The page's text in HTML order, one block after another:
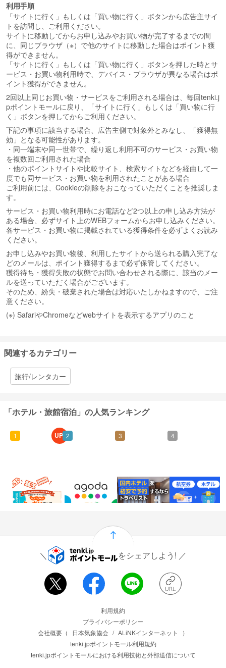
利用手順
「サイトに行く」もしくは「買い物に行く」ボタンから広告主サイ
トを訪問し、ご利用ください。
サイトに移動してからお申し込みやお買い物が完了するまでの間
に、同じブラウザ（※）で他のサイトに移動した場合はポイント獲
得ができません。
「サイトに行く」もしくは「買い物に行く」ボタンを押した時とサ
ービス・お買い物利用時で、デバイス・ブラウザが異なる場合はポ
イント獲得ができません。
2回以上同じお買い物・サービスをご利用される場合は、毎回tenki.j
pポイントモールに戻り、「サイトに行く」もしくは「買い物に行
く」ボタンを押してからご利用ください。
下記の事項に該当する場合、広告主側で対象外とみなし、「獲得無
効」となる可能性があります。
・同一端末や同一世帯で、繰り返し利用不可のサービス・お買い物
を複数回ご利用された場合
・他のポイントサイトや比較サイト、検索サイトなどを経由して一
度でも同サービス・お買い物を利用されたことがある場合
ご利用前には、Cookieの削除をおこなっていただくことを推奨しま
す。
サービス・お買い物利用時にお電話など2つ以上の申し込み方法が
ある場合、必ずサイト上のWEBフォームからお申し込みください。
各サービス・お買い物に掲載されている獲得条件を必ずよくお読み
ください。
お申し込みやお買い物後、利用したサイトから送られる購入完了な
どのメールは、ポイント獲得するまで必ず保管してください。
獲得待ち・獲得失敗の状態でお問い合わせされる際に、該当のメー
ルを送っていただく場合がございます。
そのため、紛失・破棄された場合は対応いたしかねますので、ご注
意ください。
(※) SafariやChromeなどwebサイトを表示するアプリのこと
関連するカテゴリー
旅行/レンタカー
「ホテル・旅館宿泊」の人気ランキング
UP!
1
0.6%還元
通常：0.5%還元
2
2%還元
3
6.5%還元
4
1,000ポイント
をシェアしよう!
利用規約
プライバシーポリシー
会社概要（
日本気象協会 / ALiNKインターネット
）
tenki.jpポイントモール利用規約
tenki.jpポイントモールにおける利用技術と外部送信について